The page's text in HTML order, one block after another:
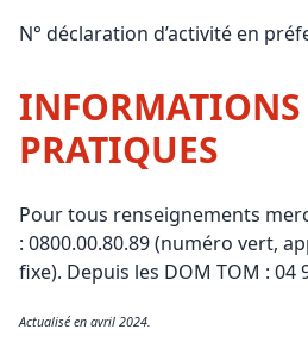
N° déclaration d’activité en
INFORMATIONS
PRATIQUES
Pour tous renseignements
: 0800.00.80.89 (numéro vert,
fixe). Depuis les DOM TOM : 04
Actualisé en avril 2024.